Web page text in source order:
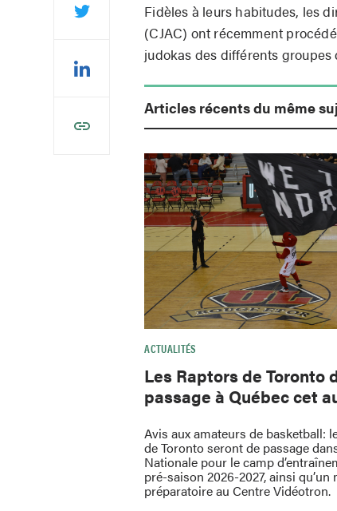
Fidèles à leurs habitudes, les
(CJAC) ont récemment
judokas des différents groupes
Articles récents du même
ACTUALITÉS
Les Raptors de Toronto
passage à Québec cet
Avis aux amateurs de basketball:
de Toronto seront de passage
Nationale pour le camp
pré-saison 2026-2027, ainsi qu’un
préparatoire au Centre Vidéotron.